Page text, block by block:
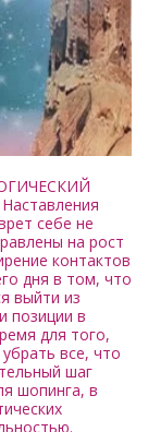
себе не
на рост
контактов
дня в том, что
выйти из
позиции в
для того,
все, что
шаг
шопинга, в